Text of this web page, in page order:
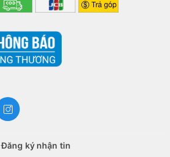
Đăng ký nhận tin